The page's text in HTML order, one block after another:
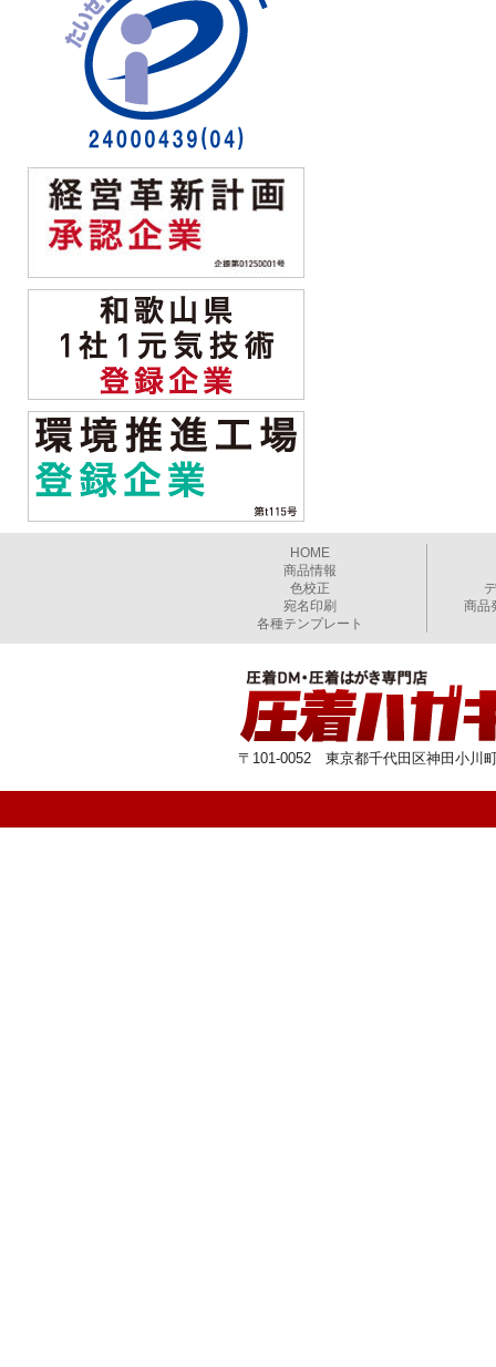
HOME
商品情報
色校正
宛名印刷
各種テンプレート
商品
〒101-0052 東京都千代田区神田小川